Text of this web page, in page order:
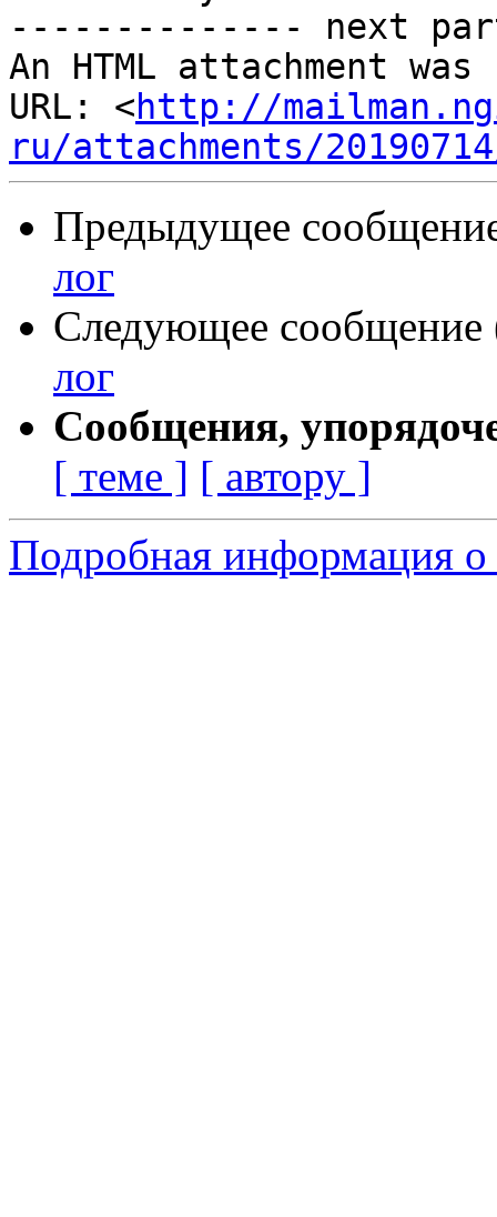
-------------- next
An HTML attachment
URL: <http://
ru/attachments/
Предыдущее
лог
Следующее сообщение
лог
Сообщения,
[ теме ] [ автору ]
Подробная информация